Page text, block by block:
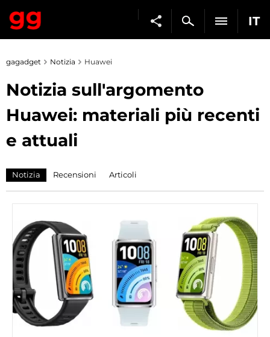
IT
gagadget Notizia Huawei
Notizia sull'argomento
Huawei: materiali più recenti
e attuali
Notizia Recensioni Articoli